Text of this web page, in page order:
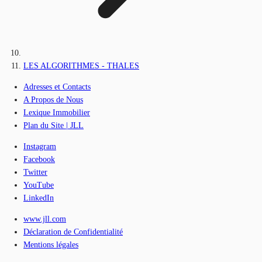
LES ALGORITHMES - THALES
Adresses et Contacts
A Propos de Nous
Lexique Immobilier
Plan du Site | JLL
Instagram
Facebook
Twitter
YouTube
LinkedIn
www.jll.com
Déclaration de Confidentialité
Mentions légales